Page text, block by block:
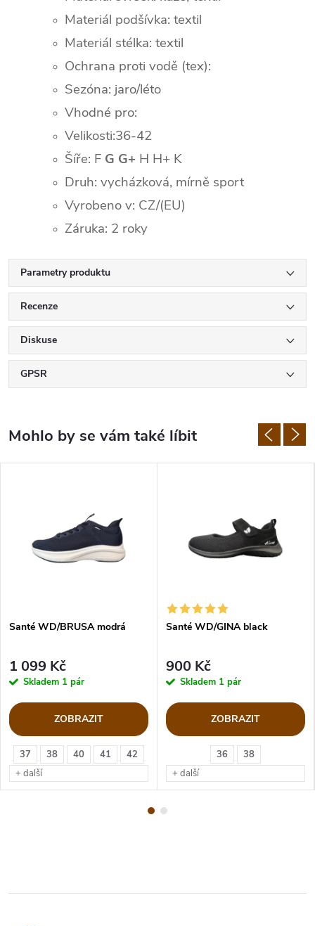
Materiál podšívka: textil
Materiál stélka: textil
Ochrana proti vodě (tex):
Sezóna: jaro/léto
Vhodné pro:
Velikosti:36-42
Šíře: F G G+ H H+ K
Druh: vycházková, mírně sport
Vyrobeno v: CZ/(EU)
Záruka: 2 roky
Parametry produktu
Recenze
Diskuse
GPSR
37 38 40 41
42
+ další
Santé WD/BRUSA modrá
1 099 Kč
Skladem 1 pár
ZOBRAZIT
36
38
+ další
Santé WD/GINA black
900 Kč
Skladem 1 pár
ZOBRAZIT